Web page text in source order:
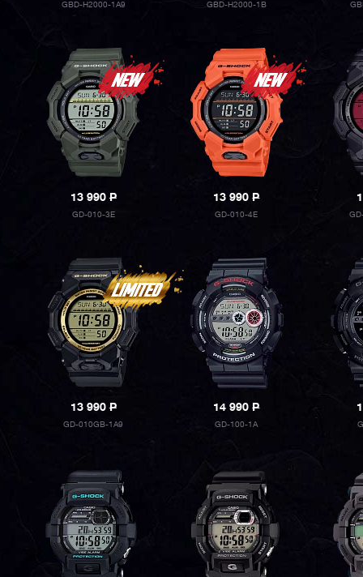
GBD-H2000-1A9 GBD-H2000-1B
13 990P
GD-010-3E
13 990P
GD-010-4E
13 990P
GD-010GB-1A9
14 990P
GD-100-1A